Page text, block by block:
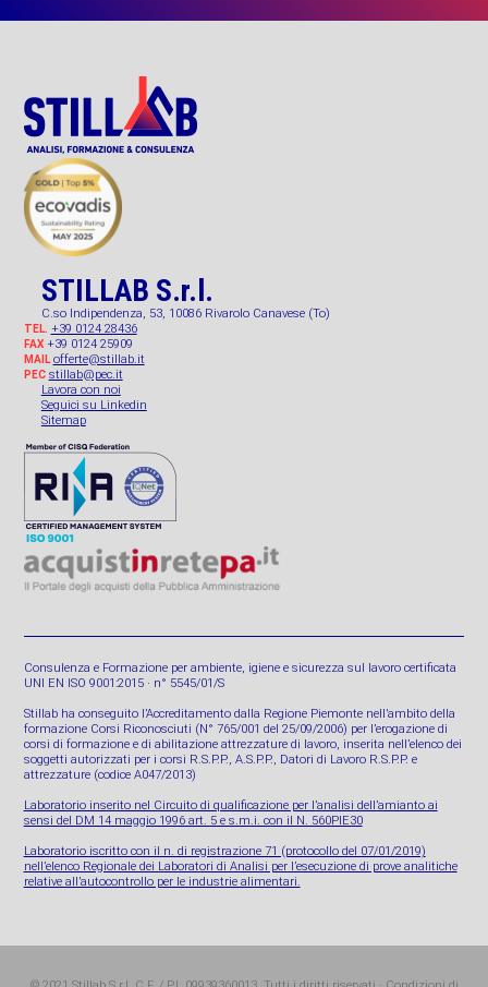
STILLAB S.r.l.
C.so Indipendenza, 53, 10086 Rivarolo Canavese (To)
TEL. +39 0124 28436
FAX+39 0124 25909
MAIL offerte@stillab.it
PEC stillab@pec.it
Lavora con noi
Seguici su Linkedin
Sitemap
Consulenza e Formazione per ambiente, igiene e sicurezza sul lavoro certificata
UNI EN ISO 9001:2015 · n° 5545/01/S
Stillab ha conseguito l’Accreditamento dalla Regione Piemonte nell’ambito della
formazione Corsi Riconosciuti (N° 765/001 del 25/09/2006) per l’erogazione di
corsi di formazione e di abilitazione attrezzature di lavoro, inserita nell’elenco dei
soggetti autorizzati per i corsi R.S.P.P., A.S.P.P., Datori di Lavoro R.S.P.P. e
attrezzature (codice A047/2013)
Laboratorio inserito nel Circuito di qualificazione per l’analisi dell’amianto ai
sensi del DM 14 maggio 1996 art. 5 e s.m.i. con il N. 560PIE30
Laboratorio iscritto con il n. di registrazione 71 (protocollo del 07/01/2019)
nell’elenco Regionale dei Laboratori di Analisi per l’esecuzione di prove analitiche
relative all’autocontrollo per le industrie alimentari.